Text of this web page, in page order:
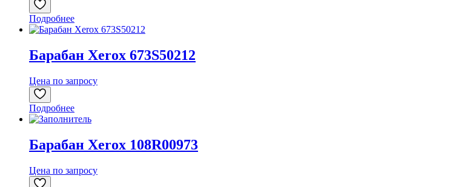
Подробнее
Барабан Xerox 673S50212
Цена по запросу
Подробнее
Барабан Xerox 108R00973
Цена по запросу